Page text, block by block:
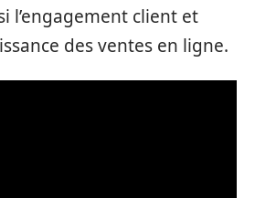
l’engagement client et
des ventes en ligne.